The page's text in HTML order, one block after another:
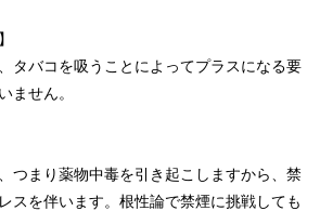
タバコを吸うことによってプラスになる要
ません。
つまり薬物中毒を引き起こしますから、禁
スを伴います。根性論で禁煙に挑戦しても